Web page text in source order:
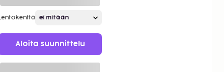
Aloita suunnittelu